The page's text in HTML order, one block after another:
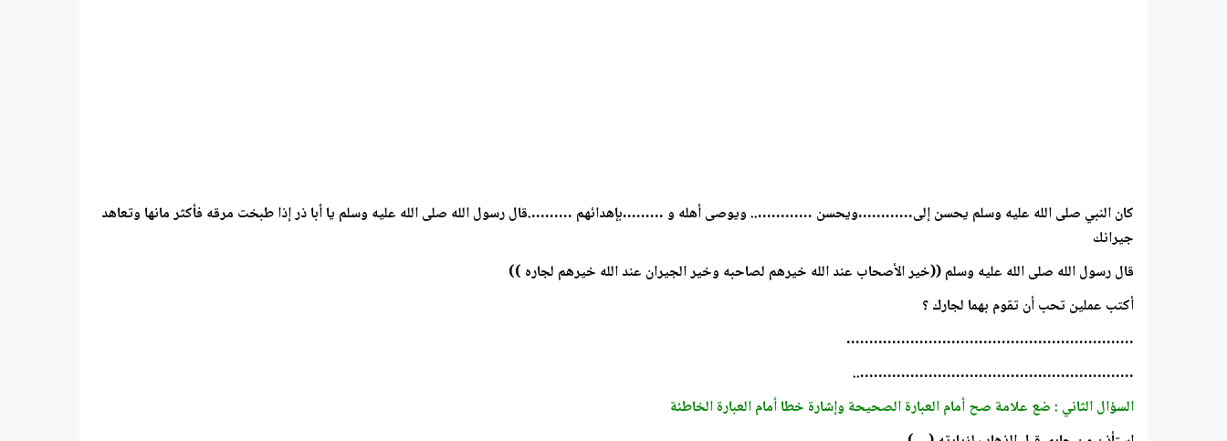
كان النبي صلى الله عليه وسلم يحسن إلى…………ويحسن ………….. ويوصى أهله و ………بإهدائهم ……….قال رسول الله صلى الله عليه وسلم يا أبا ذر إذا طبخت مرقه فأكثر مانها وتعاهد
جيرانك
قال رسول الله صلى الله عليه وسلم ((خير الأصحاب عند الله خيرهم لصاحبه وخير الجيران عند الله خيرهم لجاره ))
أكتب عملين تحب أن تقوم بهما لجارك ؟
………………………………………………………
……………………………………………………..
السؤال الثاني : ضع علامة صح أمام العبارة الصحيحة وإشارة خطا أمام العبارة الخاطئة